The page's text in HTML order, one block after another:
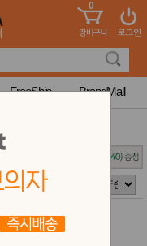
0
FreeShip BrandMall